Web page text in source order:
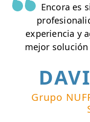
Encora es
experiencia y
mejor
Grupo